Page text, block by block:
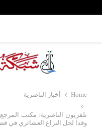
Home أخبار الناصرية
تلفزيون الناصرية: مكتب
وفدا لحل النزاع العشائري في